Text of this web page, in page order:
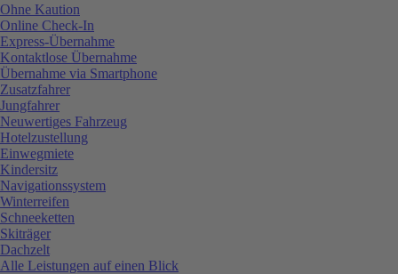
Ohne Kaution
Online Check-In
Express-Übernahme
Kontaktlose Übernahme
Übernahme via Smartphone
Zusatzfahrer
Jungfahrer
Neuwertiges Fahrzeug
Hotelzustellung
Einwegmiete
Kindersitz
Navigationssystem
Winterreifen
Schneeketten
Skiträger
Dachzelt
Alle Leistungen auf einen Blick